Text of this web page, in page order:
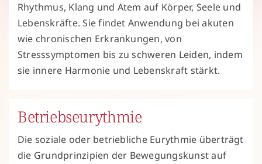
Rhythmus, Klang und Atem auf Körper, Seele und
Lebenskräfte. Sie findet Anwendung bei akuten
wie chronischen Erkrankungen, von
Stresssymptomen bis zu schweren Leiden, indem
sie innere Harmonie und Lebenskraft stärkt.
Betriebseurythmie
Die soziale oder betriebliche Eurythmie überträgt
die Grundprinzipien der Bewegungskunst auf